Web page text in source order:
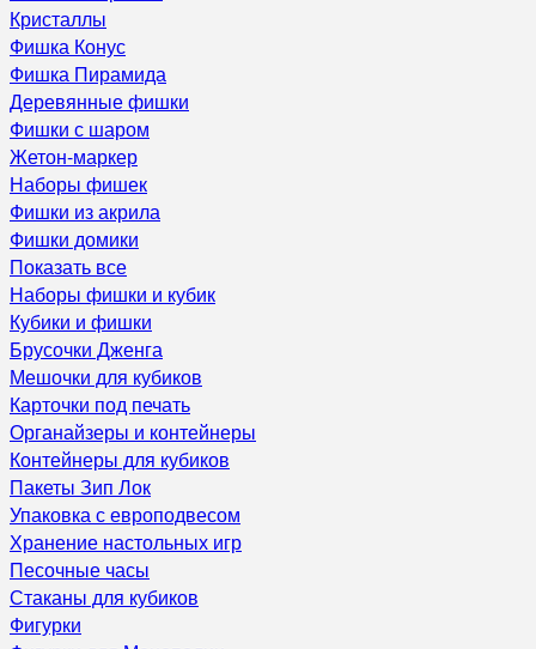
Кристаллы
Фишка Конус
Фишка Пирамида
Деревянные фишки
Фишки с шаром
Жетон-маркер
Наборы фишек
Фишки из акрила
Фишки домики
Показать все
Наборы фишки и кубик
Кубики и фишки
Брусочки Дженга
Мешочки для кубиков
Карточки под печать
Органайзеры и контейнеры
Контейнеры для кубиков
Пакеты Зип Лок
Упаковка с европодвесом
Хранение настольных игр
Песочные часы
Стаканы для кубиков
Фигурки